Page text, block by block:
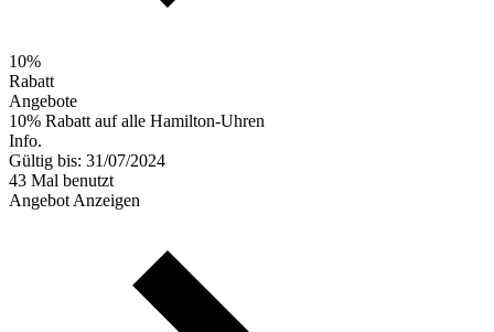
10%
Rabatt
Angebote
10% Rabatt auf alle Hamilton-Uhren
Info.
Gültig bis: 31/07/2024
43 Mal benutzt
Angebot Anzeigen